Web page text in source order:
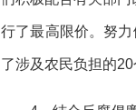
行了最高限价。努
了涉及农民负担的